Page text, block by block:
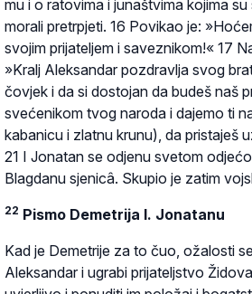
mu i o ratovima i junaštvima kojima
morali pretrpjeti. 16 Povikao je:
svojim prijateljem i saveznikom!« 17
»Kralj Aleksandar pozdravlja svog
čovjek i da si dostojan da budeš naš
svećenikom tvog naroda i dajemo ti
kabanicu i zlatnu krunu), da pristaješ
21 I Jonatan se odjenu svetom
Blagdanu sjenicâ. Skupio je zatim
22 Pismo Demetrija I. Jonatanu
Kad je Demetrije za to čuo, ožalosti
Aleksandar i ugrabi prijateljstvo